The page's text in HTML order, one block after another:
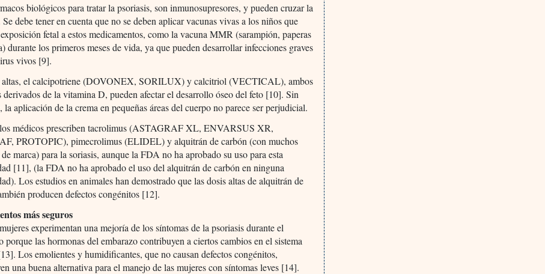
biológicos para tratar la psoriasis, son inmunosupresores, y pueden cruzar la
Se debe tener en cuenta que no se deben aplicar vacunas vivas a los niños que
fetal a estos medicamentos, como la vacuna MMR (sarampión, paperas
durante los primeros meses de vida, ya que pueden desarrollar infecciones graves
vivos [9].
altas, el calcipotriene (DOVONEX, SORILUX) y calcitriol (VECTICAL), ambos
derivados de la vitamina D, pueden afectar el desarrollo óseo del feto [10]. Sin
la aplicación de la crema en pequeñas áreas del cuerpo no parece ser perjudicial.
médicos prescriben tacrolimus (ASTAGRAF XL, ENVARSUS XR,
PROTOPIC), pimecrolimus (ELIDEL) y alquitrán de carbón (con muchos
marca) para la soriasis, aunque la FDA no ha aprobado su uso para esta
[11], (la FDA no ha aprobado el uso del alquitrán de carbón en ninguna
Los estudios en animales han demostrado que las dosis altas de alquitrán de
producen defectos congénitos [12].
más seguros
experimentan una mejoría de los síntomas de la psoriasis durante el
porque las hormonas del embarazo contribuyen a ciertos cambios en el sistema
Los emolientes y humidificantes, que no causan defectos congénitos,
una buena alternativa para el manejo de las mujeres con síntomas leves [14].